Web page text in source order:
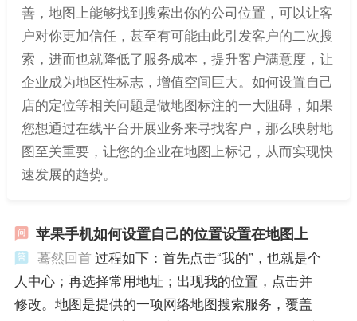
善，地图上能够找到搜索出你的公司位置，可以让客
户对你更加信任，甚至有可能由此引发客户的二次搜
索，进而也就降低了服务成本，提升客户满意度，让
企业成为地区性标志，增值空间巨大。如何设置自己
店的定位等相关问题是做地图标注的一大阻碍，如果
您想通过在线平台开展业务来寻找客户，那么映射地
图至关重要，让您的企业在地图上标记，从而实现快
速发展的趋势。
苹果手机如何设置自己的位置设置在地图上
蓦然回首 过程如下：首先点击“我的”，也就是个
人中心；再选择常用地址；出现我的位置，点击并
修改。地图是提供的一项网络地图搜索服务，覆盖